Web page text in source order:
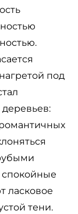
под
спокойные
ласковое
тени.